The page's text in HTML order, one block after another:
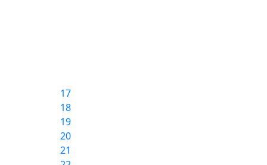
17
18
19
20
21